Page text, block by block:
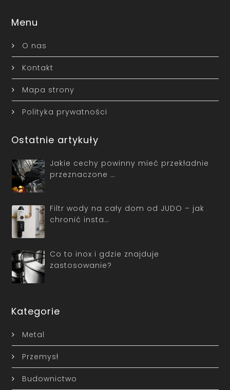
Menu
O nas
Kontakt
Mapa strony
Polityka prywatności
Ostatnie artykuły
Jakie cechy powinny mieć przekładnie
przeznaczone …
Filtr wody na cały dom od JUDO – jak
chronić insta…
Co to inox i gdzie znajduje
zastosowanie?
Kategorie
Metal
Przemysł
Budownictwo